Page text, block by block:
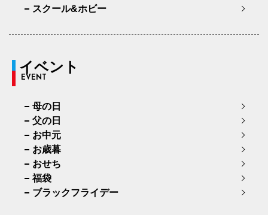
スクール&ホビー
イベント
EVENT
母の日
父の日
お中元
お歳暮
おせち
福袋
ブラックフライデー